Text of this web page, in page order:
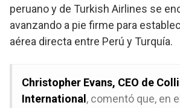
peruano y de Turkish Airlines se
avanzando a pie firme para
aérea directa entre Perú y Turquía.
Christopher Evans, CEO de
International , comentó que, en